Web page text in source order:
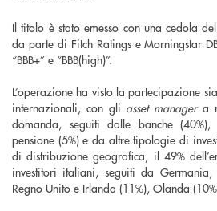
Il titolo è stato emesso con una cedola
da parte di Fitch Ratings e Morningstar
“BBB+” e “BBB(high)”.
L’operazione ha visto la partecipazione
internazionali, con gli asset managera
domanda, seguiti dalle banche
pensione (5%) e da altre tipologie di
di distribuzione geografica, il 49%
investitori italiani, seguiti da
Regno Unito e Irlanda (11%), Olanda